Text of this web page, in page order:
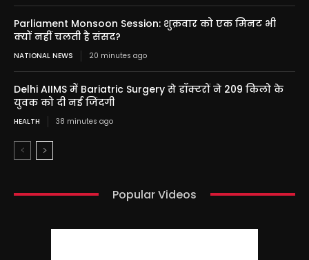
Parliament Monsoon Session: शुक्रवार को एक मिनट भी
क्यों नहीं चलती है संसद?
NATIONAL NEWS 20 minutes ago
Delhi AIIMS में Bariatric Surgery से डॉक्टरों ने 209 किलो के
युवक को दी नई जिंदगी
HEALTH 38 minutes ago
Popular Videos